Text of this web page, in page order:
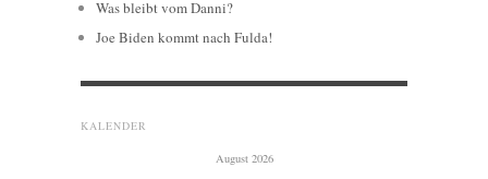
Was bleibt vom Danni?
Joe Biden kommt nach Fulda!
KALENDER
August 2026